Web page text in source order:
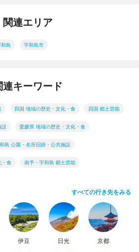
関連エリア
島 宇和島市
連キーワード
四国 地域の歴史・文化・食 四国 郷土芸能
設 愛媛県 地域の歴史・文化・食
島 公園・名所旧跡・公共施設
・食 南予・宇和島 郷土芸能
すべての行き先をみる
伊豆 日光 京都